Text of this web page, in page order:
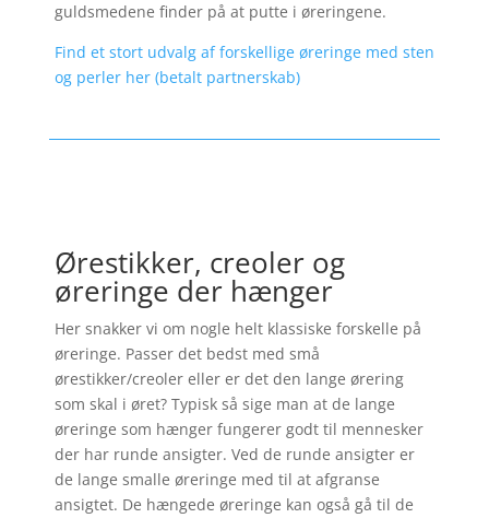
guldsmedene finder på at putte i øreringene.
Find et stort udvalg af forskellige øreringe med sten
og perler her (betalt partnerskab)
Ørestikker, creoler og
øreringe der hænger
Her snakker vi om nogle helt klassiske forskelle på
øreringe. Passer det bedst med små
ørestikker/creoler eller er det den lange ørering
som skal i øret? Typisk så sige man at de lange
øreringe som hænger fungerer godt til mennesker
der har runde ansigter. Ved de runde ansigter er
de lange smalle øreringe med til at afgranse
ansigtet. De hængede øreringe kan også gå til de